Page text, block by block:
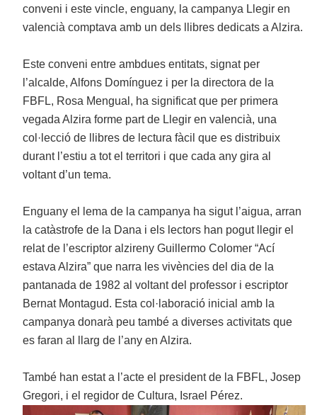
conveni i este vincle, enguany, la campanya Llegir en
valencià comptava amb un dels llibres dedicats a Alzira.
Este conveni entre ambdues entitats, signat per
l’alcalde, Alfons Domínguez i per la directora de la
FBFL, Rosa Mengual, ha significat que per primera
vegada Alzira forme part de Llegir en valencià, una
col·lecció de llibres de lectura fàcil que es distribuix
durant l’estiu a tot el territori i que cada any gira al
voltant d’un tema.
Enguany el lema de la campanya ha sigut l’aigua, arran
la catàstrofe de la Dana i els lectors han pogut llegir el
relat de l’escriptor alzireny Guillermo Colomer “Ací
estava Alzira” que narra les vivències del dia de la
pantanada de 1982 al voltant del professor i escriptor
Bernat Montagud. Esta col·laboració inicial amb la
campanya donarà peu també a diverses activitats que
es faran al llarg de l’any en Alzira.
També han estat a l’acte el president de la FBFL, Josep
Gregori, i el regidor de Cultura, Israel Pérez.